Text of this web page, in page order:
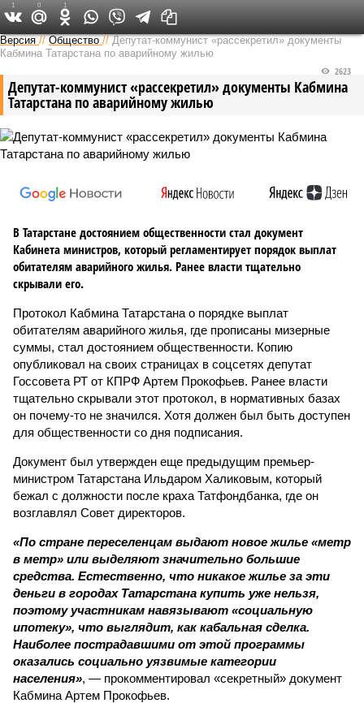
Версия в Татарстане
Версия //Общество //Депутат-коммунист «рассекретил» документы
Кабмина Татарстана по аварийному жилью
Депутат-коммунист «рассекретил» документы Кабмина
Татарстана по аварийному жилью
2623
В Татарстане достоянием общественности стал документ
Кабинета министров, который регламентирует порядок выплат
обитателям аварийного жилья. Ранее власти тщательно
скрывали его.
Протокол Кабмина Татарстана о порядке выплат
обитателям аварийного жилья, где прописаны мизерные
суммы, стал достоянием общественности. Копию
опубликовал на своих страницах в соцсетях депутат
Госсовета РТ от КПРФ Артем Прокофьев. Ранее власти
тщательно скрывали этот протокол, в нормативных базах
он почему-то не значился. Хотя должен был быть доступен
для общественности со дня подписания.
Документ был утвержден еще предыдущим премьер-
министром Татарстана Ильдаром Халиковым, который
бежал с должности после краха Татфондбанка, где он
возглавлял Совет директоров.
«По стране переселенцам выдают новое жилье «метр
в метр» или выделяют значительно большие
средства. Естественно, что никакое жилье за эти
деньги в городах Татарстана купить уже нельзя,
поэтому участникам навязывают «социальную
ипотеку», что выглядит, как кабальная сделка.
Наиболее пострадавшими от этой программы
оказались социально уязвимые категории
населения», — прокомментировал «секретный» документ
Кабмина Артем Прокофьев.
1 0 1